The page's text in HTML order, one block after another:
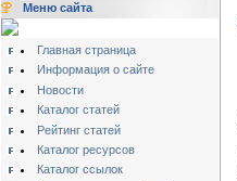
Меню сайта
Главная страница
Информация о сайте
Новости
Каталог статей
Рейтинг статей
Каталог ресурсов
Каталог ссылок